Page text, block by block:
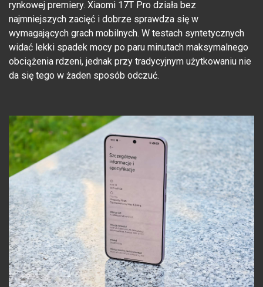
rynkowej premiery. Xiaomi 17T Pro działa bez
najmniejszych zacięć i dobrze sprawdza się w
wymagających grach mobilnych. W testach syntetycznych
widać lekki spadek mocy po paru minutach maksymalnego
obciążenia rdzeni, jednak przy tradycyjnym użytkowaniu nie
da się tego w żaden sposób odczuć.